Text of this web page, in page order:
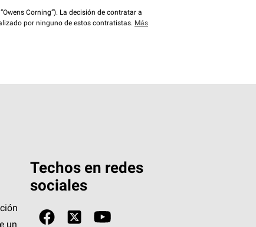
Corning”). La decisión de contratar a
por ninguno de estos contratistas. Más
un
Techos en redes
sociales